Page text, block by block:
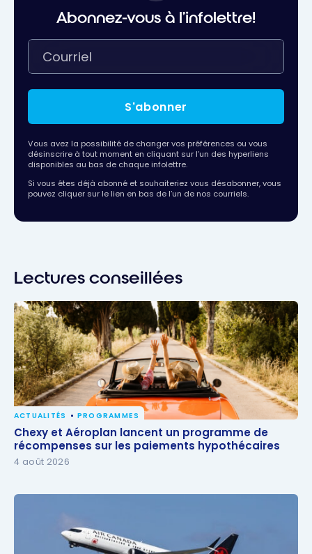
Abonnez-vous à l'infolettre!
S'abonner
Vous avez la possibilité de changer vos préférences ou vous
désinscrire à tout moment en cliquant sur l’un des hyperliens
disponibles au bas de chaque infolettre.
Si vous êtes déjà abonné et souhaiteriez vous désabonner, vous
pouvez cliquer sur le lien en bas de l’un de nos courriels.
Lectures conseillées
Chexy et Aéroplan lancent un programme de
récompenses sur les paiements hypothécaires
ACTUALITÉS PROGRAMMES
Chexy et Aéroplan lancent un programme de
récompenses sur les paiements hypothécaires
4 août 2026